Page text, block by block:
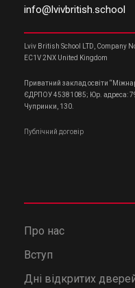
info@lvivbritish.school
Lviv British School LTD, Company
EC1V 2NX United Kingdom
Приватний заклад освіти
ЄДРПОУ 45381085; Юр. адреса:
Чупринки, 130.
Публічний договір
Про нас
Вступ
Дні відкритих